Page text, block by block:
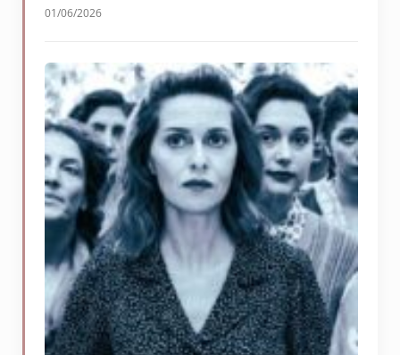
01/06/2026